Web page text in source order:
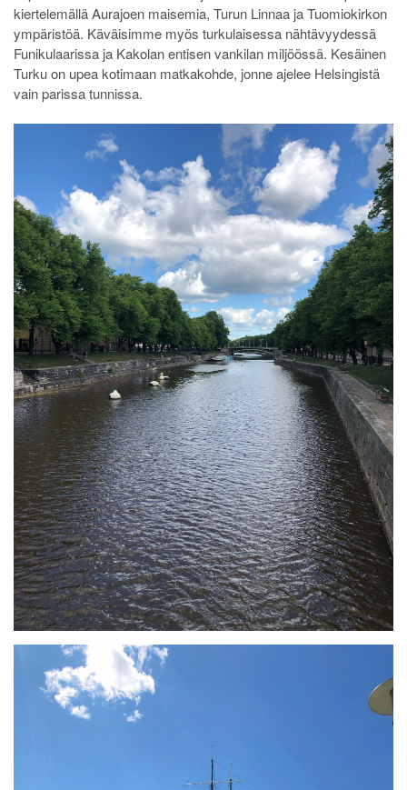
kiertelemällä Aurajoen maisemia, Turun Linnaa ja Tuomiokirkon
ympäristöä. Käväisimme myös turkulaisessa nähtävyydessä
Funikulaarissa ja Kakolan entisen vankilan miljöössä. Kesäinen
Turku on upea kotimaan matkakohde, jonne ajelee Helsingistä
vain parissa tunnissa.